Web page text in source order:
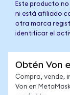
Este producto
ni está afiliado
otra marca
identificar el
Obtén Von
Compra, vende,
Von en